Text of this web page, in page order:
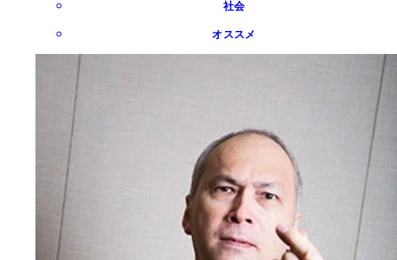
社会
オススメ